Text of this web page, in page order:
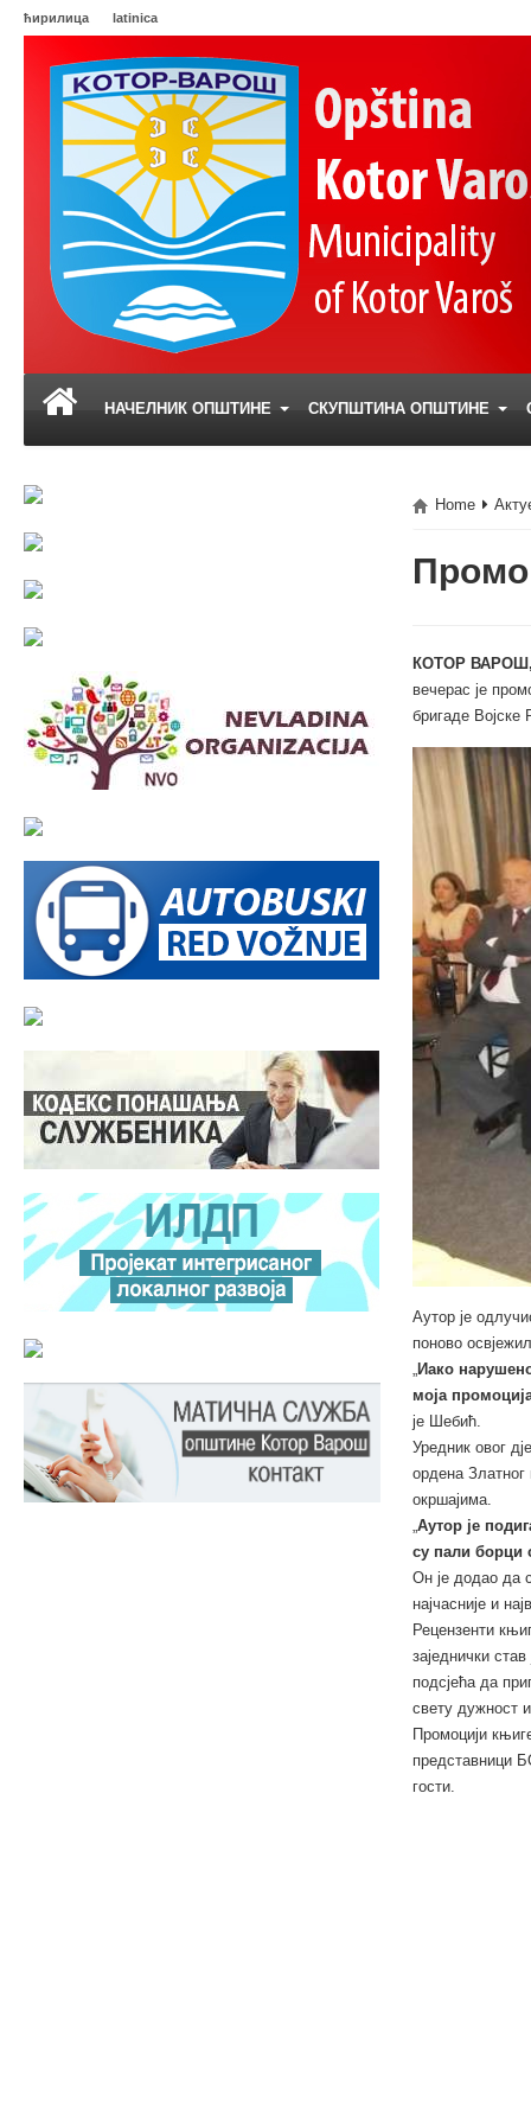
ћирилица latinica
НАЧЕЛНИК ОПШТИНЕ СКУПШТИНА ОПШТИНЕ
Home
КОТОР
вечерас је
бригаде
Аутор је
поново
„Иако
моја
је Шебић.
Уредник овог
ордена
окршајима.
„Аутор је
су пали борци
Он је додао да
најчасније и
Рецензенти
заједнички
подсјећа да
свету дужност
Промоцији
представници
гости.